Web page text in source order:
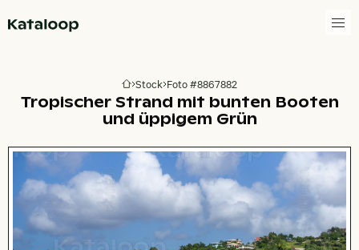
Zur Homepage
Stock Foto #8867882
Tropischer Strand mit bunten Booten
und üppigem Grün